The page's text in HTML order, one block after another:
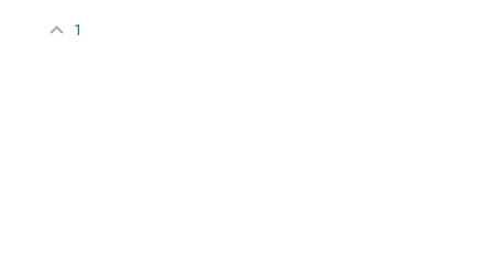
1